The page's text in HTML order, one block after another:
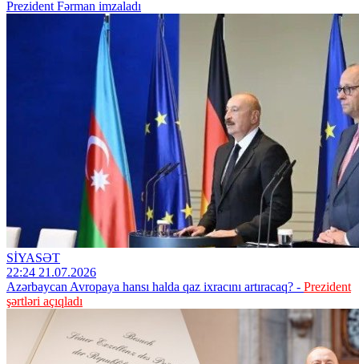
Prezident Fərman imzaladı
SİYASƏT
22:24 21.07.2026
Azərbaycan Avropaya hansı halda qaz ixracını artıracaq? - Prezident
şərtləri açıqladı